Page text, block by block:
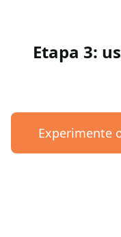
Etapa 3:
Experimente